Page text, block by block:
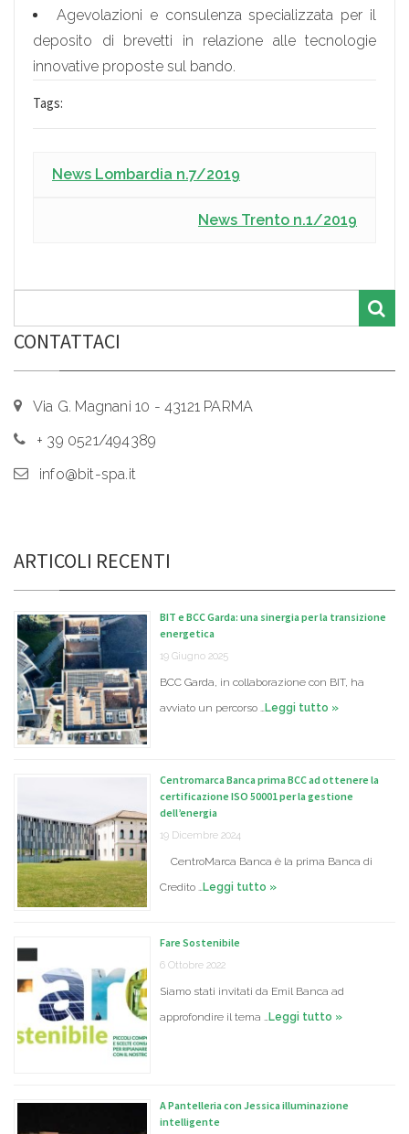
Agevolazioni e consulenza specializzata per il
deposito di brevetti in relazione alle tecnologie
innovative proposte sul bando.
Tags:
News Lombardia n.7/2019
News Trento n.1/2019
CONTATTACI
Via G. Magnani 10 - 43121 PARMA
+ 39 0521/494389
info@bit-spa.it
ARTICOLI RECENTI
BIT e BCC Garda: una sinergia per la transizione
energetica
19 Giugno 2025
BCC Garda, in collaborazione con BIT, ha
avviato un percorso …Leggi tutto »
Centromarca Banca prima BCC ad ottenere la
certificazione ISO 50001 per la gestione
dell’energia
19 Dicembre 2024
CentroMarca Banca è la prima Banca di
Credito …Leggi tutto »
Fare Sostenibile
6 Ottobre 2022
Siamo stati invitati da Emil Banca ad
approfondire il tema …Leggi tutto »
A Pantelleria con Jessica illuminazione
intelligente